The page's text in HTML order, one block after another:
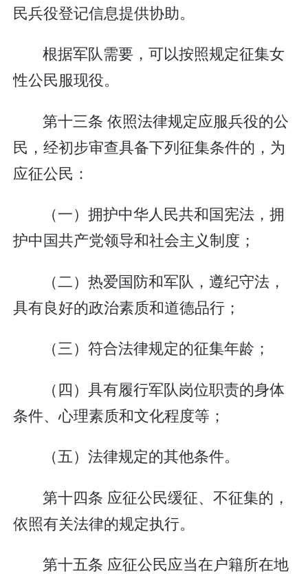
民兵役登记信息提供协助。
根据军队需要，可以按照规定征集女
性公民服现役。
第十三条 依照法律规定应服兵役的公
民，经初步审查具备下列征集条件的，为
应征公民：
（一）拥护中华人民共和国宪法，拥
护中国共产党领导和社会主义制度；
（二）热爱国防和军队，遵纪守法，
具有良好的政治素质和道德品行；
（三）符合法律规定的征集年龄；
（四）具有履行军队岗位职责的身体
条件、心理素质和文化程度等；
（五）法律规定的其他条件。
第十四条 应征公民缓征、不征集的，
依照有关法律的规定执行。
第十五条 应征公民应当在户籍所在地